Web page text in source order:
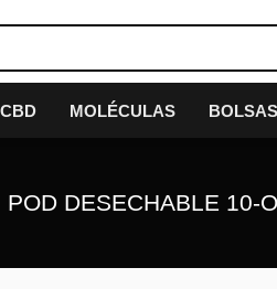
CBD MOLÉCULAS
POD DESECHABLE 10-